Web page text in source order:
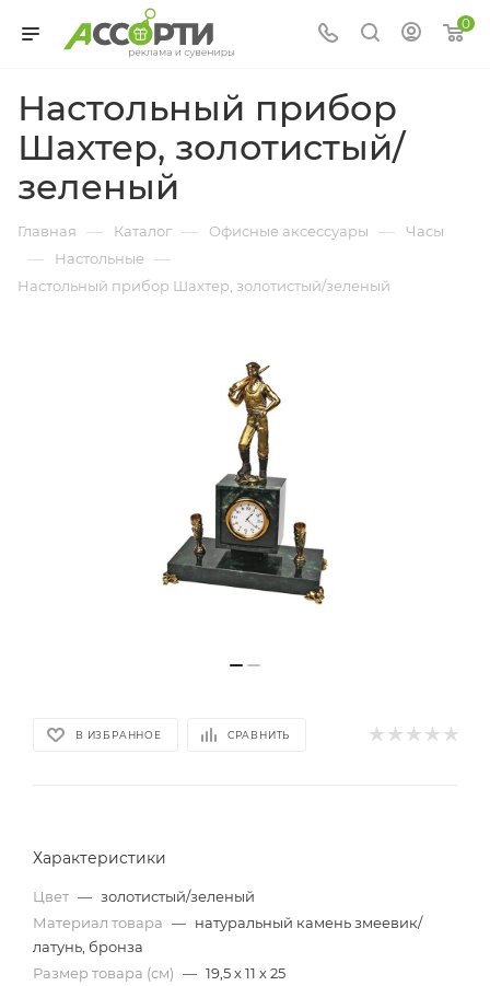
0
Настольный прибор
Шахтер, золотистый/
зеленый
Главная — Каталог — Офисные аксессуары — Часы
— Настольные —
Настольный прибор Шахтер, золотистый/зеленый
В ИЗБРАННОЕ СРАВНИТЬ
Характеристики
Цвет — золотистый/зеленый
Материал товара — натуральный камень змеевик/
латунь, бронза
Размер товара (см) — 19,5 х 11 х 25